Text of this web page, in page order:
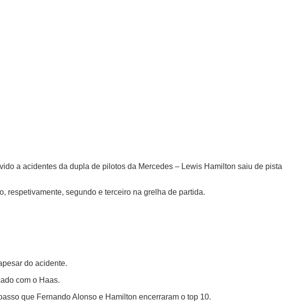
a acidentes da dupla de pilotos da Mercedes – Lewis Hamilton saiu de pista
respetivamente, segundo e terceiro na grelha de partida.
do acidente.
com o Haas.
que Fernando Alonso e Hamilton encerraram o top 10.